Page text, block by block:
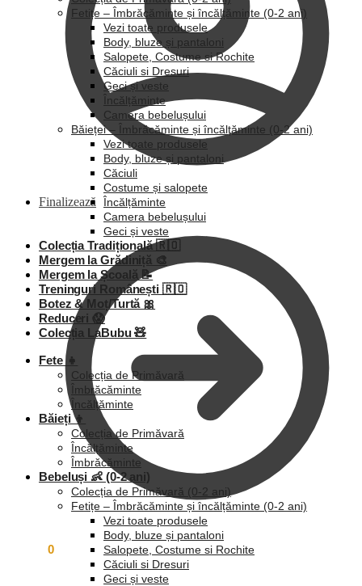
Finalizează
0
Fetițe – Îmbrăcăminte și încălțăminte (0-2 ani)
Vezi toate produsele
Body, bluze și pantaloni
Salopete, Costume si Rochite
Căciuli si Dresuri
Geci și veste
Încălțăminte
Camera bebelușului
Băieței – Îmbrăcăminte și încălțăminte (0-2 ani)
Vezi toate produsele
Body, bluze și pantaloni
Căciuli
Costume și salopete
Încălțăminte
Camera bebelușului
Geci și veste
Colecția Tradițională 🇷🇴
Mergem la Grădiniță 🎨
Mergem la Școală 📝
Treninguri Românești 🇷🇴
Botez & Moț/Turtă 🎀
Reduceri 😱
Colecția LaBubu 🧸
Fete 👧
Colecția de Primăvară
Îmbrăcăminte
Încălțăminte
Băieți 👦
Colecția de Primăvară
Încălțăminte
Îmbrăcăminte
Bebeluși 👶 (0-2 ani)
Colecția de Primăvară (0-2 ani)
Fetițe – Îmbrăcăminte și încălțăminte (0-2 ani)
Vezi toate produsele
Body, bluze și pantaloni
Salopete, Costume si Rochite
Căciuli si Dresuri
Geci și veste